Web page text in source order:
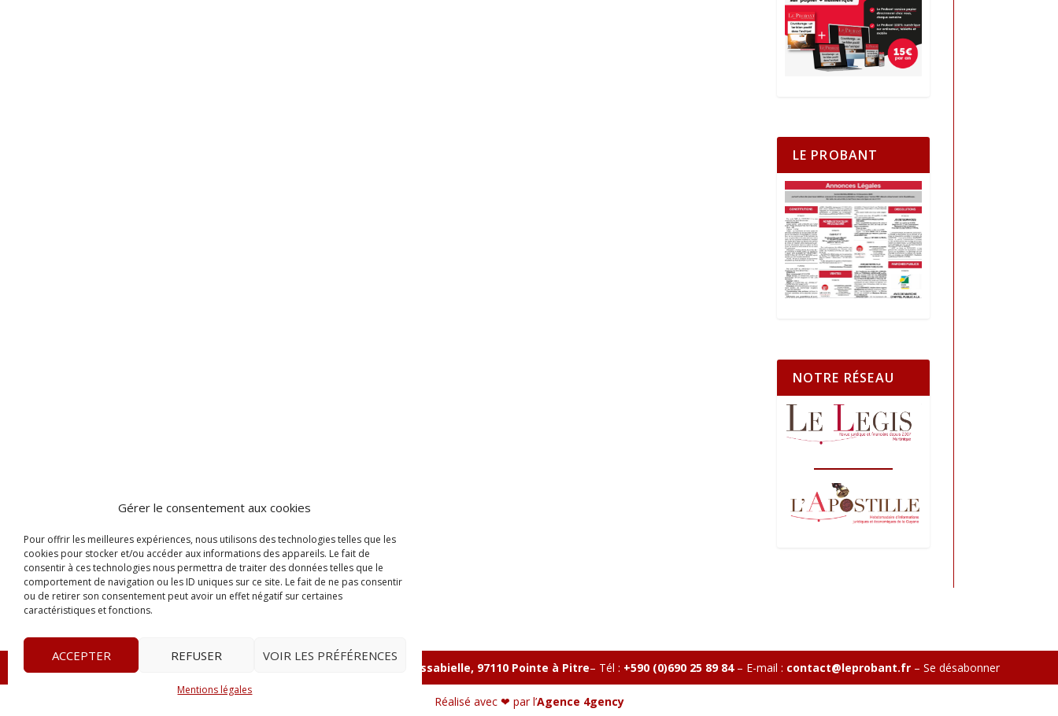
Gérer le consentement aux cookies
Pour offrir les meilleures expériences, nous utilisons des technologies telles que les
cookies pour stocker et/ou accéder aux informations des appareils. Le fait de
consentir à ces technologies nous permettra de traiter des données telles que le
comportement de navigation ou les ID uniques sur ce site. Le fait de ne pas consentir
ou de retirer son consentement peut avoir un effet négatif sur certaines
caractéristiques et fonctions.
ACCEPTER REFUSER VOIR LES PRÉFÉRENCES
Mentions légales
LE PROBANT
NOTRE RÉSEAU
Le Probant Tour Massabielle, Rue Massabielle, 97110 Pointe à Pitre– Tél : +590 (0)690 25 89 84– E-mail : contact@leprobant.fr– Se désabonner
Réalisé avec ❤ par l’Agence 4gency